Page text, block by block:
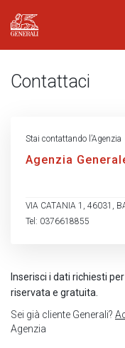
Generali Logo
Contattaci
Inserisci i dati richiesti
riservata e gratuita.
Sei già cliente Generali?
Agenzia
Stai contattando l’Agenzia
Agenzia
VIA CATANIA 1, 46031,
Tel: 0376618855